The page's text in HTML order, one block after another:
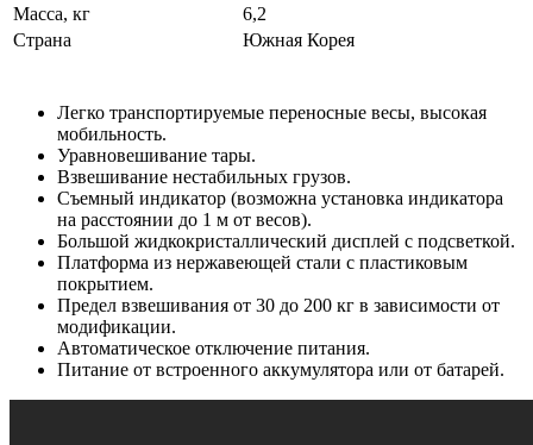
Масса, кг
6,2
Страна
Южная Корея
Легко транспортируемые переносные весы, высокая
мобильность.
Уравновешивание тары.
Взвешивание нестабильных грузов.
Съемный индикатор (возможна установка индикатора
на расстоянии до 1 м от весов).
Большой жидкокристаллический дисплей с подсветкой.
Платформа из нержавеющей стали с пластиковым
покрытием.
Предел взвешивания от 30 до 200 кг в зависимости от
модификации.
Автоматическое отключение питания.
Питание от встроенного аккумулятора или от батарей.